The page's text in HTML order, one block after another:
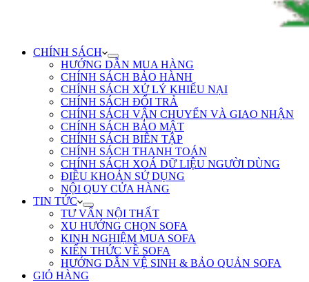
CHÍNH SÁCH
HƯỚNG DẪN MUA HÀNG
CHÍNH SÁCH BẢO HÀNH
CHÍNH SÁCH XỬ LÝ KHIẾU NẠI
CHÍNH SÁCH ĐỔI TRẢ
CHÍNH SÁCH VẬN CHUYỂN VÀ GIAO NHẬN
CHÍNH SÁCH BẢO MẬT
CHÍNH SÁCH BIÊN TẬP
CHÍNH SÁCH THANH TOÁN
CHÍNH SÁCH XOÁ DỮ LIỆU NGƯỜI DÙNG
ĐIỀU KHOẢN SỬ DỤNG
NỘI QUY CỬA HÀNG
TIN TỨC
TƯ VẤN NỘI THẤT
XU HƯỚNG CHỌN SOFA
KINH NGHIỆM MUA SOFA
KIẾN THỨC VỀ SOFA
HƯỚNG DẪN VỆ SINH & BẢO QUẢN SOFA
GIỎ HÀNG